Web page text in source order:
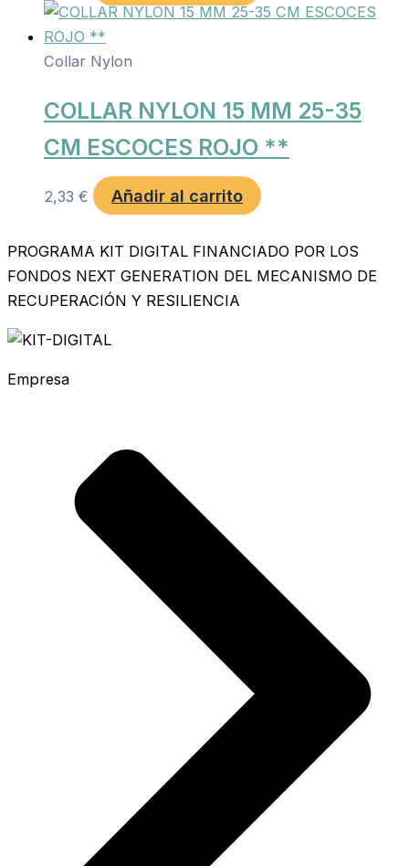
Collar Nylon
COLLAR NYLON 15 MM 25-35
CM ESCOCES ROJO **
2,33 € Añadir al carrito
PROGRAMA KIT DIGITAL FINANCIADO POR LOS
FONDOS NEXT GENERATION DEL MECANISMO DE
RECUPERACIÓN Y RESILIENCIA
Empresa